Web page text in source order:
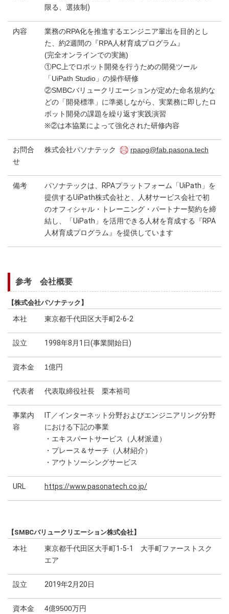
限る、選抜制)
内容
業務のRPA化を推進するエンジニア輩出を目的とし
た、約2週間の『RPA人材育成プログラム』
(完全オンラインでの実施)
①PC上でロボット開発を行うための開発ツール
「UiPath Studio」の操作研修
②SMBCバリュークリエーションが定めた命名規約な
どの「開発標準」に準拠しながら、実業務に即したロ
ボット開発の課題を繰り返す実践演習
※②は本協業によって強化された研修内容
お問合
せ
株式会社パソナテック rpapg@fab.pasona.tech
備考
パソナテックは、RPAプラットフォーム「UiPath」を
提供するUiPath株式会社と、人材サービス会社で初
のオフィシャル・トレーニング・パートナー契約を締
結し、「UiPath」を活用できる人材を育成する『RPA
人材育成プログラム』を提供しています
参考 会社概要
【株式会社パソナテック】
本社 東京都千代田区大手町2-6-2
設立 1998年8月1日(事業開始日)
資本金 1億円
代表者 代表取締役社長 栗本裕司
事業内
容
IT／インターネット分野およびエンジニアリング分野
における下記の事業
・エキスパートサービス（人材派遣）
・プレース＆サーチ（人材紹介）
・アウトソーシングサービス
URL https://www.pasonatech.co.jp/
【SMBCバリュークリエーション株式会社】
本社
東京都千代田区大手町1-5-1 大手町ファーストスク
エア
設立 2019年2月20日
資本金 4億9500万円